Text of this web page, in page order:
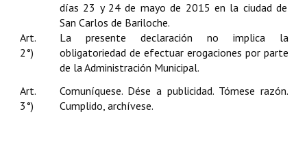
Entrega de distinciones
REFORMA DE LA CARTA ORGÁNICA
días 23 y 24 de mayo de 2015 en la ciudad de
San Carlos de Bariloche.
Art.
2°)
La presente declaración no implica la
obligatoriedad de efectuar erogaciones por parte
de la Administración Municipal.
Art.
3°)
Comuníquese. Dése a publicidad. Tómese razón.
Cumplido, archívese.